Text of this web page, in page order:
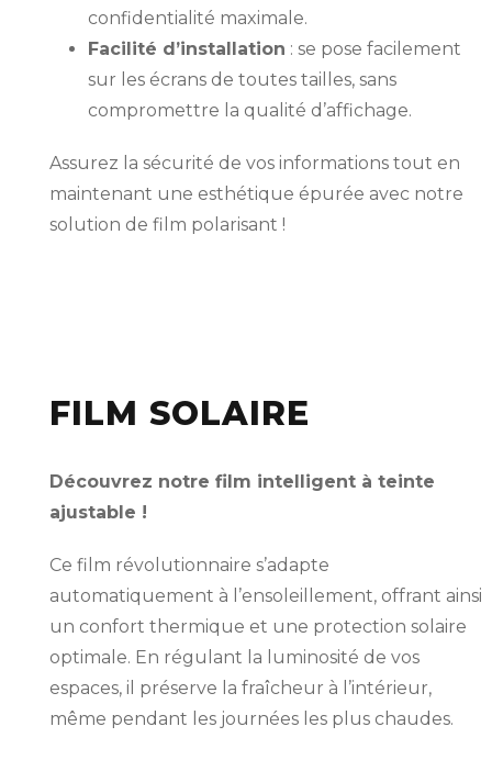
confidentialité maximale.
Facilité d’installation : se pose facilement
sur les écrans de toutes tailles, sans
compromettre la qualité d’affichage.
Assurez la sécurité de vos informations tout en
maintenant une esthétique épurée avec notre
solution de film polarisant !
FILM SOLAIRE
Découvrez notre film intelligent à teinte
ajustable !
Ce film révolutionnaire s’adapte
automatiquement à l’ensoleillement, offrant ainsi
un confort thermique et une protection solaire
optimale. En régulant la luminosité de vos
espaces, il préserve la fraîcheur à l’intérieur,
même pendant les journées les plus chaudes.